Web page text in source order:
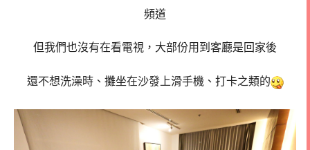
頻道
但我們也沒有在看電視，大部份用到客廳是回家後
還不想洗澡時、攤坐在沙發上滑手機、打卡之類的